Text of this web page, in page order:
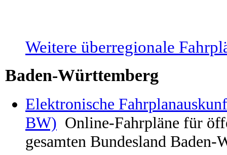
Weitere überregionale
Baden-Württemberg
Elektronische
BW) Online-Fahrpläne für
gesamten Bundesland Baden-